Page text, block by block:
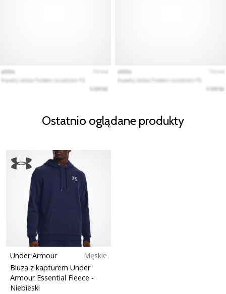
Ostatnio oglądane produkty
Under Armour
Męskie
Bluza z kapturem Under
Armour Essential Fleece -
Niebieski